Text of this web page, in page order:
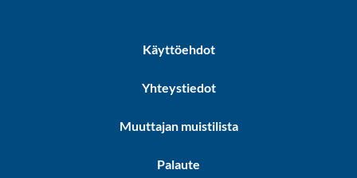
Käyttöehdot
Yhteystiedot
Muuttajan muistilista
Palaute